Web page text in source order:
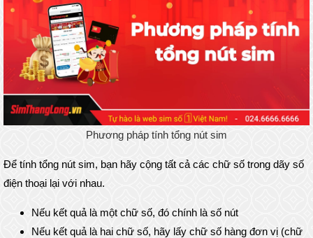
Phương pháp tính tổng nút sim
Để tính tổng nút sim, bạn hãy cộng tất cả các chữ số trong dãy số
điện thoại lại với nhau.
Nếu kết quả là một chữ số, đó chính là số nút
Nếu kết quả là hai chữ số, hãy lấy chữ số hàng đơn vị (chữ